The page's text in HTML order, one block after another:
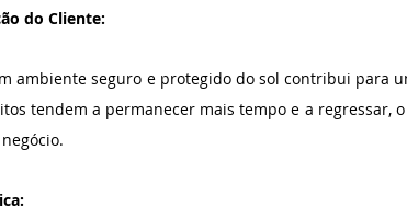
do Cliente:
ambiente seguro e protegido do sol contribui para
tendem a permanecer mais tempo e a regressar,